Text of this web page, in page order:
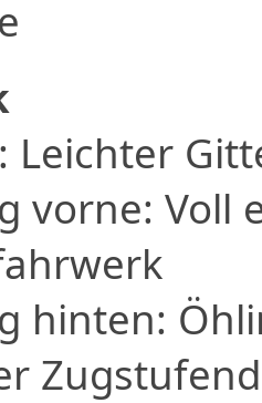
Leichter
vorne: Voll
hinten: